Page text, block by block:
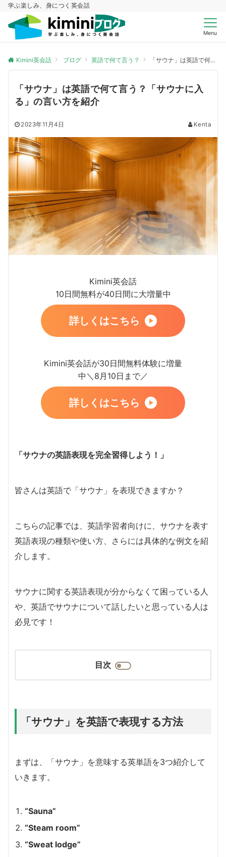
学ぶ楽しみ、身につく英会話
Menu
Kimini英会話 ブログ 英語で何て言う？ 「サウナ」は英語で何て言う？「サウナに入る」の言い方を紹介
「サウナ」は英語で何て言う？「サウナに入
る」の言い方を紹介
2023年11月4日 Kenta
Kimini英会話
10日間無料が40日間に大増量中
詳しくはこちら
Kimini英会話が30日間無料体験に増量
中＼8月10日まで／
詳しくはこちら
「サウナの英語表現を完全習得しよう！」
皆さんは英語で「サウナ」を表現できますか？
こちらの記事では、英語学習者向けに、サウナを表す
英語表現の種類や使い方、さらには具体的な例文を紹
介します。
サウナに関する英語表現が分からなくて困っている人
や、英語でサウナについて話したいと思っている人は
必見です！
目次
「サウナ」を英語で表現する方法
まずは、「サウナ」を意味する英単語を3つ紹介して
いきます。
“Sauna”
“Steam room”
“Sweat lodge”